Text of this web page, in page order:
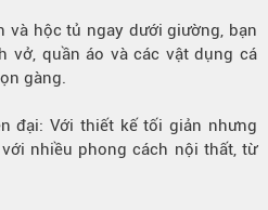
và hộc tủ ngay dưới giường, bạn
vở, quần áo và các vật dụng cá
gàng.
đại: Với thiết kế tối giản nhưng
nhiều phong cách nội thất, từ